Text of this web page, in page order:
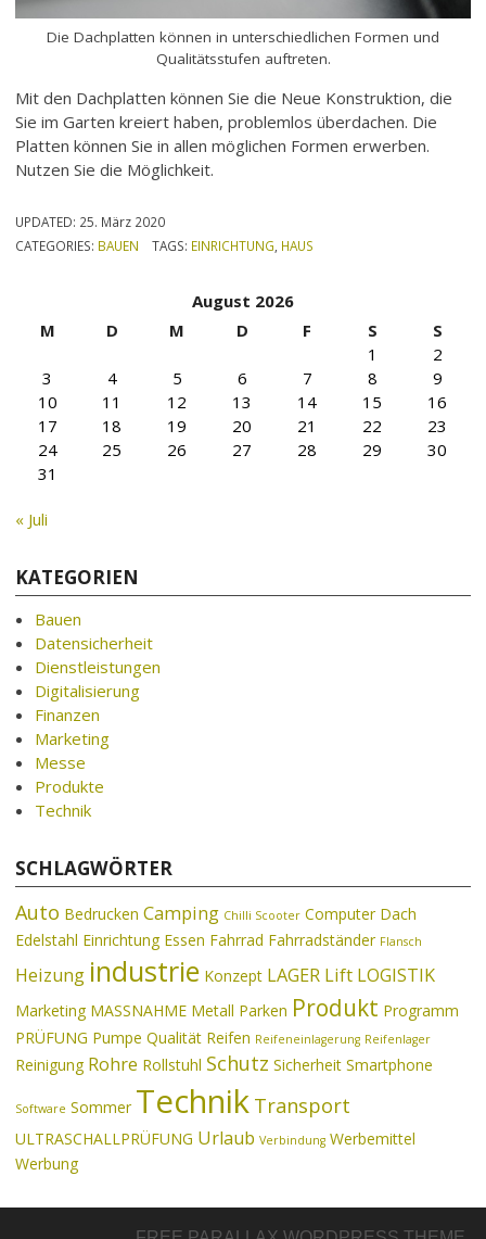
Die Dachplatten können in unterschiedlichen Formen und
Qualitätsstufen auftreten.
Mit den Dachplatten können Sie die Neue Konstruktion, die
Sie im Garten kreiert haben, problemlos überdachen. Die
Platten können Sie in allen möglichen Formen erwerben.
Nutzen Sie die Möglichkeit.
UPDATED: 25. März 2020
CATEGORIES: BAUEN TAGS: EINRICHTUNG HAUS
August 2026
M
D M D F S
S
1
2
3
4 5 6 7 8
9
10
11 12 13 14 15
16
17
18 19 20 21 22
23
24
25 26 27 28 29
30
31
« Juli
KATEGORIEN
Bauen
Datensicherheit
Dienstleistungen
Digitalisierung
Finanzen
Marketing
Messe
Produkte
Technik
SCHLAGWÖRTER
Auto Bedrucken Camping Chilli Scooter Computer Dach
Edelstahl Einrichtung Essen Fahrrad Fahrradständer Flansch
Heizung industrie Konzept LAGER Lift LOGISTIK
Marketing MASSNAHME Metall Parken Produkt Programm
PRÜFUNG Pumpe Qualität Reifen Reifeneinlagerung Reifenlager
Reinigung Rohre Rollstuhl Schutz Sicherheit Smartphone
Software Sommer Technik Transport
ULTRASCHALLPRÜFUNG Urlaub Verbindung Werbemittel
Werbung